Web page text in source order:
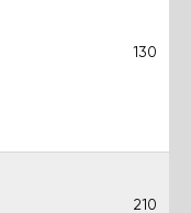
130
210